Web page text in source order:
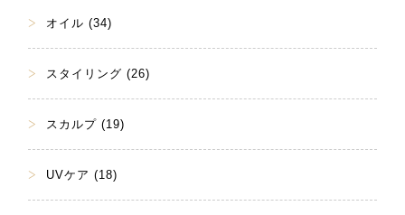
オイル (34)
スタイリング (26)
スカルプ (19)
UVケア (18)